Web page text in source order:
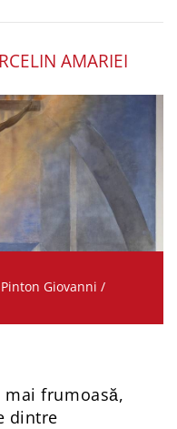
AMARIEI
Giovanni /
mai frumoasă,
dintre